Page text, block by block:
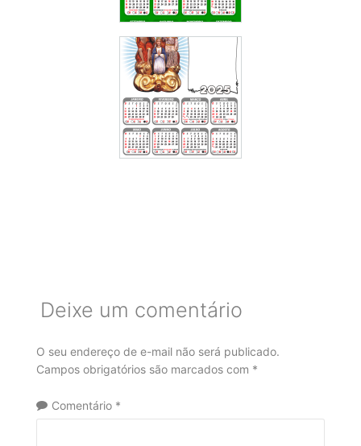
Deixe um comentário
O seu endereço de e-mail não será publicado.
Campos obrigatórios são marcados com *
Comentário *